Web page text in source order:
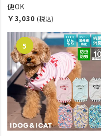
便OK
￥3,030 (税込)